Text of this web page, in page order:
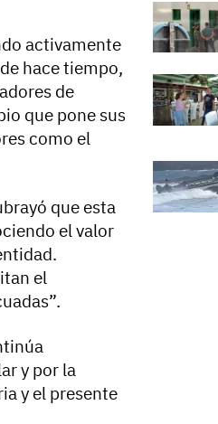
activamente
hace tiempo,
de
que pone sus
como el
que esta
el valor
el
y por la
y el presente